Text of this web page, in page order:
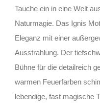
Tauche ein in eine Welt
Naturmagie. Das Ignis
Eleganz mit einer
Ausstrahlung. Der
Bühne für die detailreich
warmen Feuerfarben
lebendige, fast magische